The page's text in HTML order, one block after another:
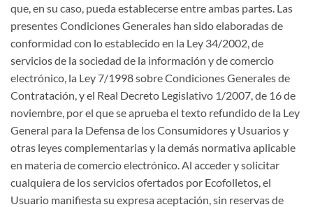
que, en su caso, pueda establecerse entre ambas partes. Las
presentes Condiciones Generales han sido elaboradas de
conformidad con lo establecido en la Ley 34/2002, de
servicios de la sociedad de la información y de comercio
electrónico, la Ley 7/1998 sobre Condiciones Generales de
Contratación, y el Real Decreto Legislativo 1/2007, de 16 de
noviembre, por el que se aprueba el texto refundido de la Ley
General para la Defensa de los Consumidores y Usuarios y
otras leyes complementarias y la demás normativa aplicable
en materia de comercio electrónico. Al acceder y solicitar
cualquiera de los servicios ofertados por Ecofolletos, el
Usuario manifiesta su expresa aceptación, sin reservas de